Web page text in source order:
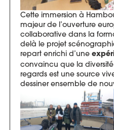
Cette immersion à
majeur de l’ouverture
collaborative dans la
delà le projet
repart enrichi d’une
convaincu que la
regards est une source
dessiner ensemble de